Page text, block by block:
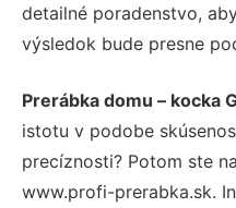
detailné poradenstvo,
výsledok bude presne
Prerábka domu – kocka
istotu v podobe
precíznosti? Potom ste
www.profi-prerabka.sk.